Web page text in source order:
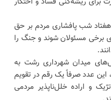
هفتاد شب پافشاری مردم بر حق
برخی مسئولان شوند و جنگ را
میدان شهرداری رشت به
عدد صرفاً یک رقم در تقویم
و اراده خلل‌ناپذیر مردمی